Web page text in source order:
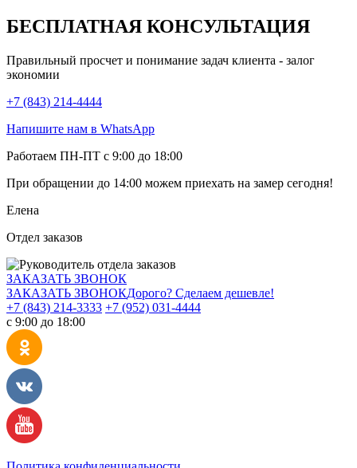
БЕСПЛАТНАЯ КОНСУЛЬТАЦИЯ
Правильный просчет и понимание задач клиента - залог
экономии
+7 (843) 214-4444
Напишите нам в WhatsApp
Работаем ПН-ПТ с 9:00 до 18:00
При обращении до 14:00 можем приехать на замер сегодня!
Елена
Отдел заказов
ЗАКАЗАТЬ ЗВОНОК
ЗАКАЗАТЬ ЗВОНОКДорого? Сделаем дешевле!
+7 (843) 214-3333 +7 (952) 031-4444
с 9:00 до 18:00